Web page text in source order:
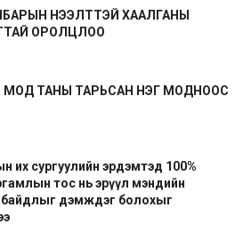
НЭЭЛТТЭЙ ХААЛГАНЫ
ОРОЛЦЛОО
МОД ТАНЫ ТАРЬСАН НЭГ МОДНООС
их сургуулийн эрдэмтэд 100%
тос нь эрүүл мэндийн
байдлыг дэмждэг болохыг